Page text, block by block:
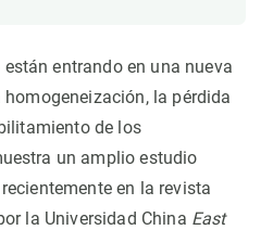
entrando en una nueva
la pérdida
de los
un amplio estudio
en la revista
la Universidad China East